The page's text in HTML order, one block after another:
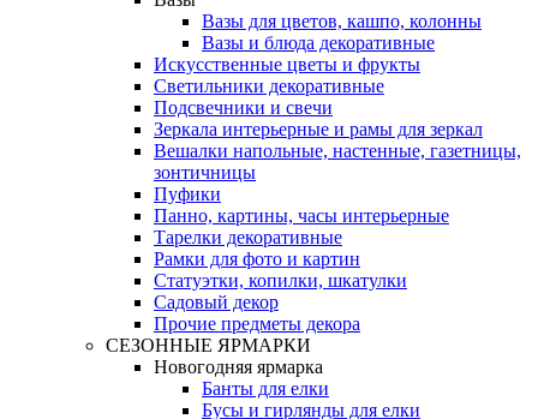
Вазы для цветов, кашпо, колонны
Вазы и блюда декоративные
Искусственные цветы и фрукты
Светильники декоративные
Подсвечники и свечи
Зеркала интерьерные и рамы для зеркал
Вешалки напольные, настенные, газетницы,
зонтичницы
Пуфики
Панно, картины, часы интерьерные
Тарелки декоративные
Рамки для фото и картин
Статуэтки, копилки, шкатулки
Садовый декор
Прочие предметы декора
СЕЗОННЫЕ ЯРМАРКИ
Новогодняя ярмарка
Банты для елки
Бусы и гирлянды для елки